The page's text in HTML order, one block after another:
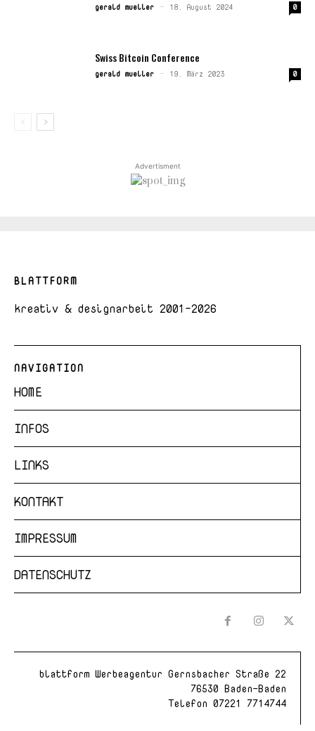
gerald mueller - 18. August 2024 0
Swiss Bitcoin Conference
gerald mueller - 19. März 2023 0
Advertisment
BLATTFORM
kreativ & designarbeit 2001-2026
NAVIGATION
HOME
INFOS
LINKS
KONTAKT
IMPRESSUM
DATENSCHUTZ
blattform Werbeagentur Gernsbacher Straße 22
76530 Baden-Baden
Telefon 07221 7714744